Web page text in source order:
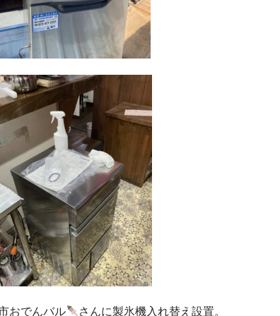
おでんバル さんに製氷機入れ替え設置。